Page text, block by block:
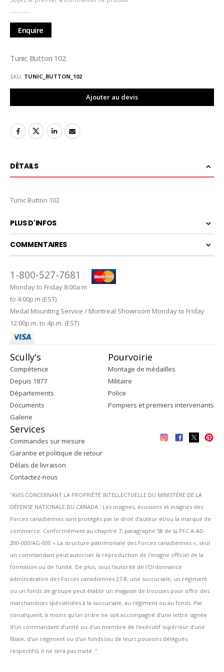
la
Galerie
d’images
Enquire
Tunic Button 102
SKU TUNIC_BUTTON_102
Ajouter au devis
DÉTAILS
Tunic Button 102
PLUS D'INFOS
COMMENTAIRES
1-800-527-7681
Monday to Friday 8:00a.m
to 4:00p.m (EST)
Medal Mounting Service / Montreal Showroom Monday to Friday
12:00p.m. to 4p.m. (EST)
Scully's
Compétence
Depuis 1877
Départements
Documents
Galerie
Pourvoirie
Montage de médailles
Militaire
Police
Pompiers et premiers intervenants
Services
Commandes sur mesure
Garantie et politique de retour
Délais de livraison
Contactez-nous
''AVIS CONCERNANT LA PROPRIÉTÉ INTELLECTUELLE DU MINISTÈRE DE LA
DÉFENSE NATIONALE DU CANADA : Les insignes, écussons et insignes des
Forces canadiennes sont protégés par le droit d'auteur et/ou la marque de
commerce. Conformément au chapitre 7, paragraphe 58 de la PFC A-AD-
200-000/AG-000 « La structure patrimoniale des Forces canadiennes », seul
un commandant peut autoriser la reproduction de l'insigne officiel de la
formation ou de l'unité. De plus, sous l'autorité de l'Ordonnance
administrative des Forces canadiennes 27-8, une succursale, un régiment
ou un fonds de groupe peut établir un magasin de trousses pour offrir des
marchandises spécialisées à la succursale, au régiment ou au fonds. Par
conséquent, à moins qu'un ordre ne soit accompagné d'une lettre signée
d'un commandant d'unité ou d'un membre de l'exécutif supérieur d'une
filiale, d'un régiment ou d'un fonds (ou de leurs pouvoirs délégués
respectifs), il ne sera pas traité. ''